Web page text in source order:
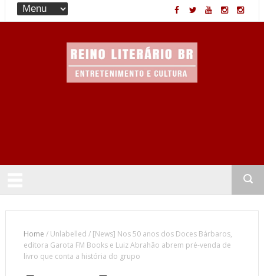
Home /Unlabelled / [News] Nos 50 anos dos Doces Bárbaros,
editora Garota FM Books e Luiz Abrahão abrem pré-venda de
livro que conta a história do grupo